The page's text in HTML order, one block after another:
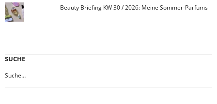
Beauty Briefing KW 30 / 2026: Meine Sommer-Parfüms
SUCHE